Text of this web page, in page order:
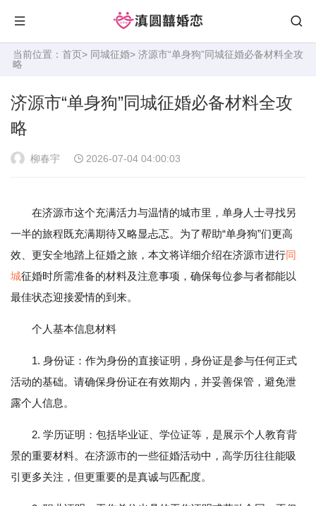
当前位置： 首页> 同城征婚> 济源市“单身狗”同城征婚必备材料全攻
略
济源市“单身狗”同城征婚必备材料全攻
略
柳春宇 2026-07-04 04:00:03
在济源市这个充满活力与温情的城市里，单身人士寻找另
一半的旅程既充满期待又略显忐忑。为了帮助“单身狗”们更高
效、更安全地踏上征婚之旅，本文将详细介绍在济源市进行同
城征婚时所需准备的材料及注意事项，确保每位参与者都能以
最佳状态迎接爱情的到来。
个人基本信息材料
1. 身份证：作为身份的直接证明，身份证是参与任何正式
活动的基础。请确保身份证在有效期内，并妥善保管，避免泄
露个人信息。
2. 学历证明：包括毕业证、学位证等，是展示个人教育背
景的重要材料。在济源市的一些征婚活动中，高学历往往能吸
引更多关注，但更重要的是真诚与匹配度。